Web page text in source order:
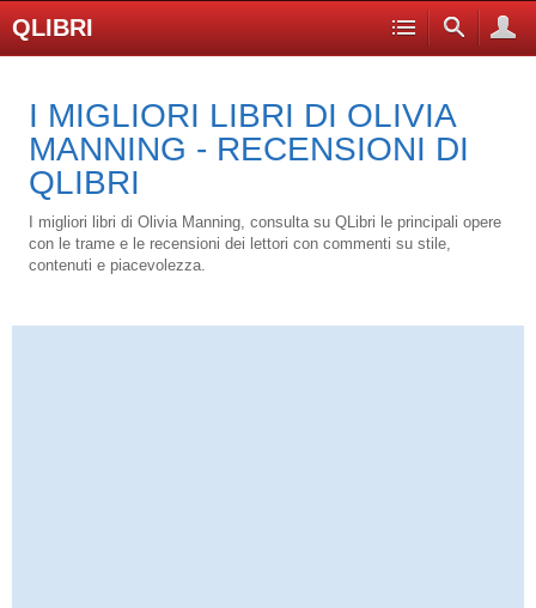
QLIBRI
I MIGLIORI LIBRI DI OLIVIA
MANNING - RECENSIONI DI
QLIBRI
I migliori libri di Olivia Manning, consulta su QLibri le principali opere
con le trame e le recensioni dei lettori con commenti su stile,
contenuti e piacevolezza.